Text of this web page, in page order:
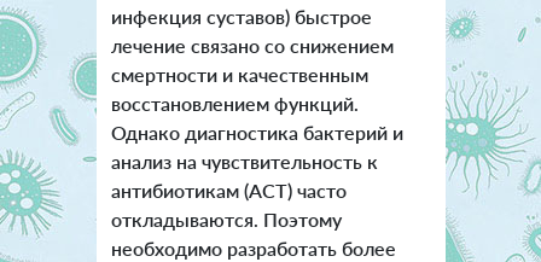
инфекция суставов) быстрое
лечение связано со снижением
смертности и качественным
восстановлением функций.
Однако диагностика бактерий и
анализ на чувствительность к
антибиотикам (АСТ) часто
откладываются. Поэтому
необходимо разработать более